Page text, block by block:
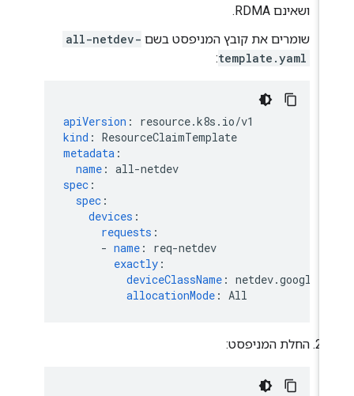
ושאינם RDMA.
שומרים את קובץ המניפסט בשםall-netdev-
template.yaml
:
apiVersion: resource.k8s.io/v1
kind: ResourceClaimTemplate
metadata
name: all-netdev
spec
spec
devices
requests
- name: req-netdev
exactly
deviceClassName:
allocationMode:
החלת המניפסט: